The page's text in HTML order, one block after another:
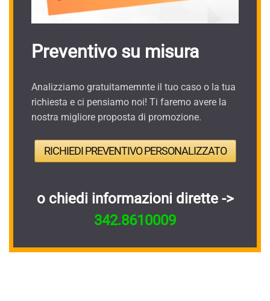
Preventivo su misura
Analizziamo gratuitamemnte il tuo caso o la tua
richiesta e ci pensiamo noi! Ti faremo avere la
nostra migliore proposta di promozione.
RICHIEDI PREVENTIVO PERSONALIZZATO
o chiedi informazioni dirette ->
342.8610009